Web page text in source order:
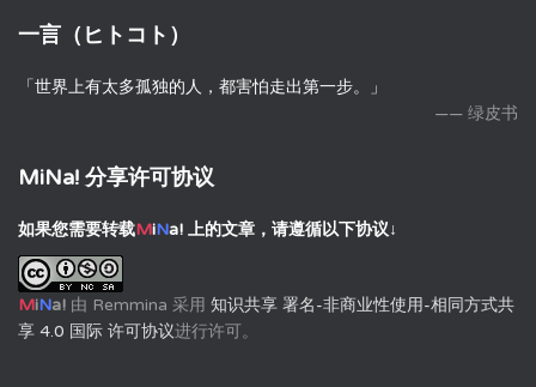
一言（ヒトコト）
「世界上有太多孤独的人，都害怕走出第一步。」
—— 绿皮书
MiNa! 分享许可协议
如果您需要转载MiNa! 上的文章，请遵循以下协议↓
MiNa! 由 Remmina 采用 知识共享 署名-非商业性使用-相同方式共
享 4.0 国际 许可协议进行许可。